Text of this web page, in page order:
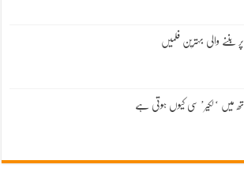
بننے والی بہترین فلمیں
میں ‘لکیر’ سی کیوں ہوتی ہے